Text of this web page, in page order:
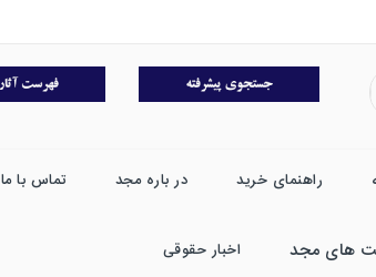
راهنمای خرید در باره مجد تماس با ما
های مجد اخبار حقوقی